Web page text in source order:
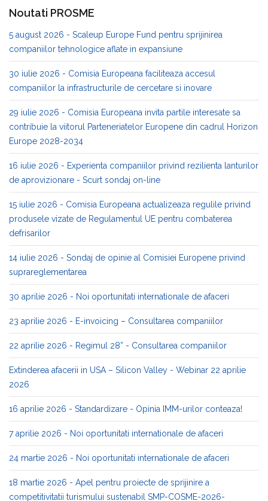
Noutati PROSME
5 august 2026 - Scaleup Europe Fund pentru sprijinirea
companiilor tehnologice aflate in expansiune
30 iulie 2026 - Comisia Europeana faciliteaza accesul
companiilor la infrastructurile de cercetare si inovare
29 iulie 2026 - Comisia Europeana invita partile interesate sa
contribuie la viitorul Parteneriatelor Europene din cadrul Horizon
Europe 2028-2034
16 iulie 2026 - Experienta companiilor privind rezilienta lanturilor
de aprovizionare - Scurt sondaj on-line
15 iulie 2026 - Comisia Europeana actualizeaza regulile privind
produsele vizate de Regulamentul UE pentru combaterea
defrisarilor
14 iulie 2026 - Sondaj de opinie al Comisiei Europene privind
suprareglementarea
30 aprilie 2026 - Noi oportunitati internationale de afaceri
23 aprilie 2026 - E-invoicing – Consultarea companiilor
22 aprilie 2026 - Regimul 28” - Consultarea companiilor
Extinderea afacerii in USA – Silicon Valley - Webinar 22 aprilie
2026
16 aprilie 2026 - Standardizare - Opinia IMM-urilor conteaza!
7 aprilie 2026 - Noi oportunitati internationale de afaceri
24 martie 2026 - Noi oportunitati internationale de afaceri
18 martie 2026 - Apel pentru proiecte de sprijinire a
competitivitatii turismului sustenabil SMP-COSME-2026-